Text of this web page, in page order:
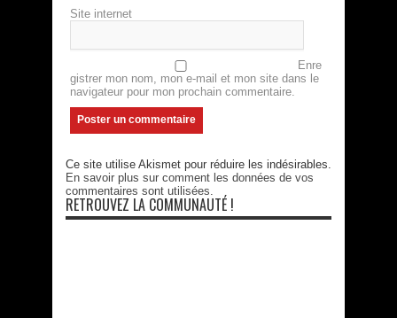
Site internet
Enre
gistrer mon nom, mon e-mail et mon site dans le
navigateur pour mon prochain commentaire.
Ce site utilise Akismet pour réduire les indésirables.
En savoir plus sur comment les données de vos
commentaires sont utilisées
RETROUVEZ LA COMMUNAUTÉ !